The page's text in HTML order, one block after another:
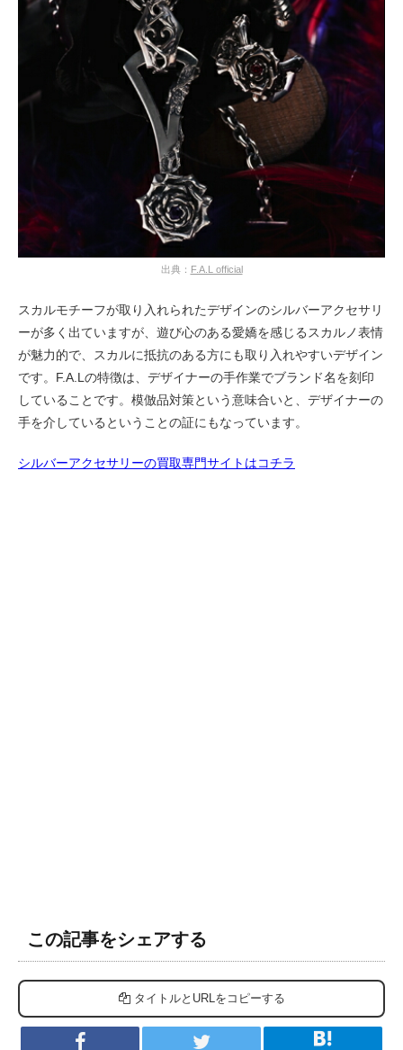
出典： F.A.L official
スカルモチーフが取り入れられたデザインのシルバーアクセサリ
ーが多く出ていますが、遊び心のある愛嬌を感じるスカルノ表情
が魅力的で、スカルに抵抗のある方にも取り入れやすいデザイン
です。F.A.Lの特徴は、デザイナーの手作業でブランド名を刻印
していることです。模倣品対策という意味合いと、デザイナーの
手を介しているということの証にもなっています。
シルバーアクセサリーの買取専門サイトはコチラ
この記事をシェアする
タイトルとURLをコピーする